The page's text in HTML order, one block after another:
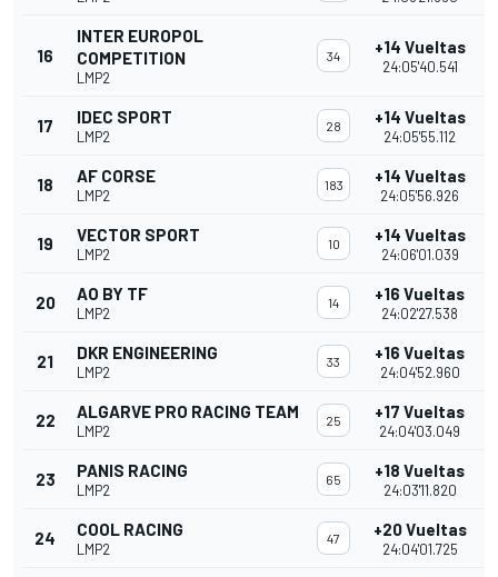
16
INTER EUROPOL
COMPETITION
LMP2
34 +14 Vueltas
24:05'40.541
17 IDEC SPORT
LMP2
28 +14 Vueltas
24:05'55.112
18 AF CORSE
LMP2
183 +14 Vueltas
24:05'56.926
19 VECTOR SPORT
LMP2
10 +14 Vueltas
24:06'01.039
20 AO BY TF
LMP2
14 +16 Vueltas
24:02'27.538
21 DKR ENGINEERING
LMP2
33 +16 Vueltas
24:04'52.960
22 ALGARVE PRO RACING TEAM
LMP2
25 +17 Vueltas
24:04'03.049
23 PANIS RACING
LMP2
65 +18 Vueltas
24:03'11.820
24 COOL RACING
LMP2
47 +20 Vueltas
24:04'01.725